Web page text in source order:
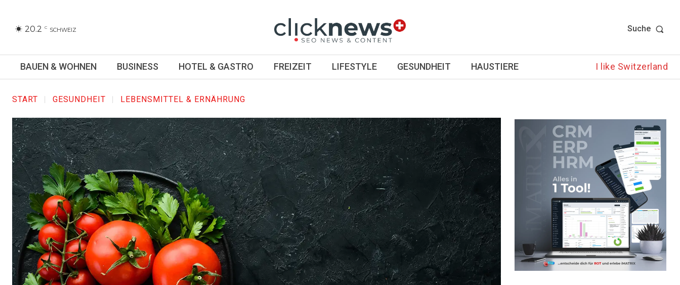
20.2 C SCHWEIZ Suche
BAUEN & WOHNEN BUSINESS HOTEL & GASTRO FREIZEIT LIFESTYLE GESUNDHEIT HAUSTIERE I like Switzerland
START GESUNDHEIT LEBENSMITTEL & ERNÄHRUNG